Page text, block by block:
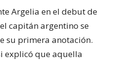
Argelia en el debut de
capitán argentino se
su primera anotación.
explicó que aquella